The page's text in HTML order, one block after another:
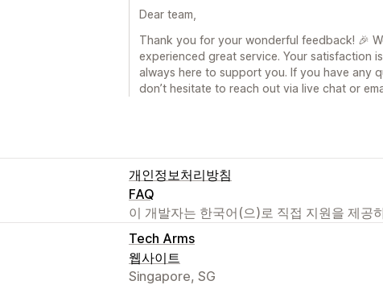
Dear team,
Thank you for your wonderful feedback! 🎉
experienced great service. Your satisfaction
always here to support you. If you have any
don’t hesitate to reach out via live chat or
개인정보처리방침
FAQ
이 개발자는 한국어(으)로 직접 지원을 제공
Tech Arms
웹사이트
Singapore, SG